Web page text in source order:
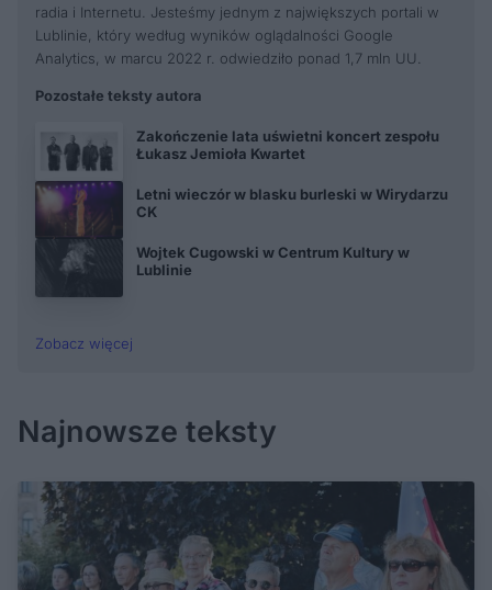
radia i Internetu. Jesteśmy jednym z największych portali w
Lublinie, który według wyników oglądalności Google
Analytics, w marcu 2022 r. odwiedziło ponad 1,7 mln UU.
Pozostałe teksty autora
Zakończenie lata uświetni koncert zespołu
Łukasz Jemioła Kwartet
Letni wieczór w blasku burleski w Wirydarzu
CK
Wojtek Cugowski w Centrum Kultury w
Lublinie
Zobacz więcej
Najnowsze teksty